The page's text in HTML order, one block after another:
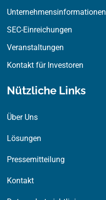
Unternehmensinformationen
SEC-Einreichungen
Veranstaltungen
Kontakt für Investoren
Nützliche Links
Über Uns
Lösungen
Pressemitteilung
Kontakt